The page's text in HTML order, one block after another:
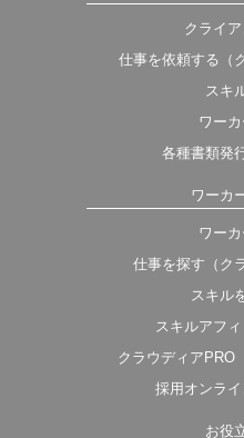
クライ
仕事を依頼する（
スキ
ワー
各種書類発
ワーカ
ワー
仕事を探す（ク
スキル
スキルアフ
クラウディアPRO
採用オンラ
お役